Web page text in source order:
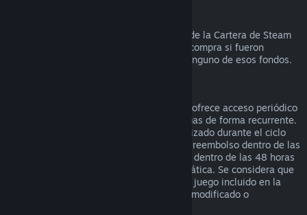
Puedes solicitar un reembolso de fondos de la Cartera de Steam
durante los siguientes catorce días de la compra si fueron
comprados en Steam y no has utilizado ninguno de esos fondos.
Para ciertos contenido y servicios, Steam ofrece acceso periódico
(es decir, mensual o anual) por el que pagas de forma recurrente.
Si una suscripción renovable no se ha utilizado durante el ciclo
actual de facturación, puedes solicitar un reembolso dentro de las
48 horas posteriores a la compra inicial o dentro de las 48 horas
posteriores a cualquier renovación automática. Se considera que
el contenido ha sido utilizado si cualquier juego incluido en la
suscripción ha sido utilizado, consumido, modificado o